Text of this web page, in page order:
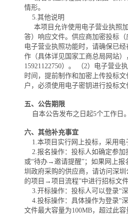
情形。
5.其他说明
本项目允许使用电子营业执照加
答）响应文件。供应商加密投标
电子营业执照功能时，请确保已
作（具体详见国家工商总局网站
15921122750）。 （2）电子营
时间，提前制作和加密上传投标
户，必须使用电子密钥进行投标文
五、公告期限
自本公告发布之日起5个工作日。
六、其他补充事宜
1.本项目实行网上投标，采用电
2.报名操作：投标人如确定参加
或“待办→邀请提醒”；如果网上
圳政府采购的供应商，请访问深圳
的项目→项目流程”中进行招标文件
3.开标操作：投标人可以登录“深
4.投标操作：具体操作为登录“
文件最大容量为100MB，超过此容